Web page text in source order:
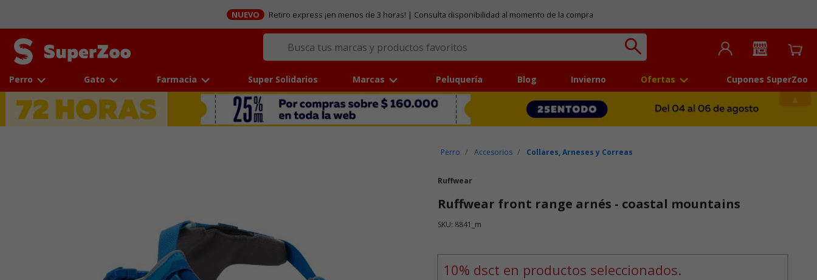
NUEVO Retiro express ¡en menos de 3 horas! | Consulta disponibilidad al momento de la compra
Perro Gato Farmacia Super Solidarios Marcas Peluquería Blog Invierno Ofertas Cupones SuperZoo
Perro Accesorios Collares, Arneses y Correas
Ruffwear
Ruffwear front range arnés - coastal mountains
SKU: 8841_m
10% dsct en productos seleccionados.